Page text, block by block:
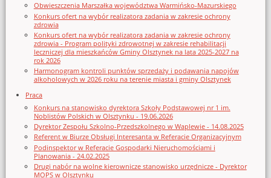
Obwieszczenia Marszałka województwa Warmińsko-Mazurskiego
Konkurs ofert na wybór realizatora zadania w zakresie ochrony
zdrowia
Konkurs ofert na wybór realizatora zadania w zakresie ochrony
zdrowia - Program polityki zdrowotnej w zakresie rehabilitacji
leczniczej dla mieszkańców Gminy Olsztynek na lata 2025-2027 na
rok 2026
Harmonogram kontroli punktów sprzedaży i podawania napojów
alkoholowych w 2026 roku na terenie miasta i gminy Olsztynek
Praca
Konkurs na stanowisko dyrektora Szkoły Podstawowej nr 1 im.
Noblistów Polskich w Olsztynku - 19.06.2026
Dyrektor Zespołu Szkolno-Przedszkolnego w Waplewie - 14.08.2025
Referent w Biurze Obsługi Interesanta w Referacie Organizacyjnym
Podinspektor w Referacie Gospodarki Nieruchomościami i
Planowania - 24.02.2025
Drugi nabór na wolne kierownicze stanowisko urzędnicze - Dyrektor
MOPS w Olsztynku